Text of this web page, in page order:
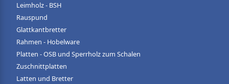
Leimholz - BSH
Rauspund
Glattkantbretter
Rahmen - Hobelware
Platten - OSB und Sperrholz zum Schalen
Zuschnittplatten
Latten und Bretter